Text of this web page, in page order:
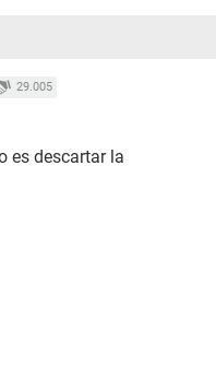
29.005
es descartar la